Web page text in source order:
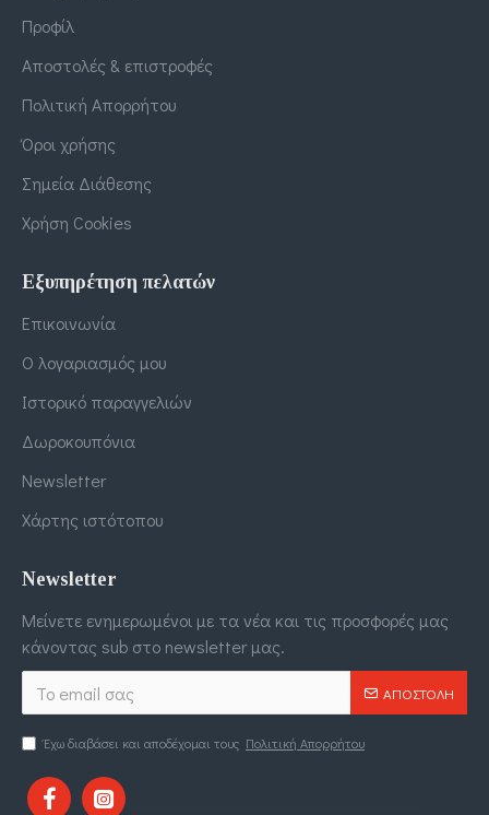
Προφίλ
Αποστολές & επιστροφές
Πολιτική Απορρήτου
Όροι χρήσης
Σημεία Διάθεσης
Χρήση Cookies
Εξυπηρέτηση πελατών
Επικοινωνία
Ο λογαριασμός μου
Ιστορικό παραγγελιών
Δωροκουπόνια
Newsletter
Χάρτης ιστότοπου
Newsletter
Μείνετε ενημερωμένοι με τα νέα και τις προσφορές μας
κάνοντας sub στο newsletter μας.
ΑΠΟΣΤΟΛΉ
Έχω διαβάσει και αποδέχομαι τους Πολιτική Απορρήτου